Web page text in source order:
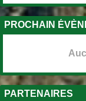
PROCHAIN
PARTENAIRES